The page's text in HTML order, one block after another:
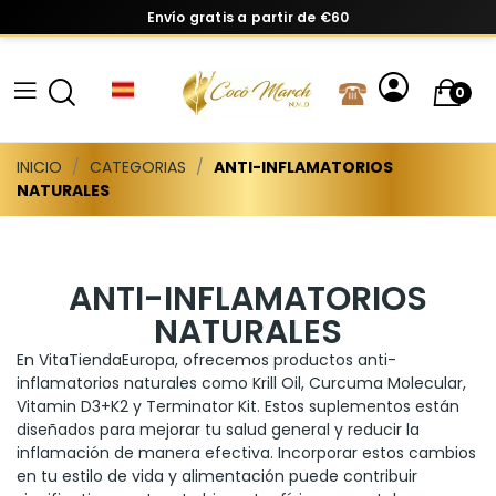
Envío gratis a partir de €60
0
INICIO CATEGORIAS
ANTI-INFLAMATORIOS
NATURALES
ANTI-INFLAMATORIOS
NATURALES
En VitaTiendaEuropa, ofrecemos productos anti-
inflamatorios naturales como Krill Oil, Curcuma Molecular,
Vitamin D3+K2 y Terminator Kit. Estos suplementos están
diseñados para mejorar tu salud general y reducir la
inflamación de manera efectiva. Incorporar estos cambios
en tu estilo de vida y alimentación puede contribuir